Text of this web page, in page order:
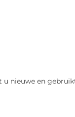
u nieuwe en